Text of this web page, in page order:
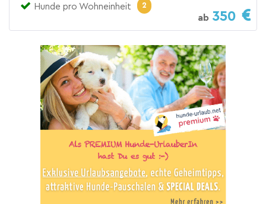
Hunde pro Wohneinheit
2
ab 350